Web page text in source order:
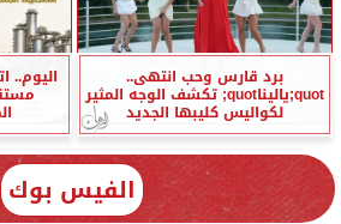
برد قارس وحب انتهى..
quot;ياليناquot; تكشف الوجه المثير
لكواليس كليبها الجديد
اليوم..
الفيس بوك